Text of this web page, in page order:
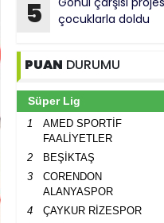
5
çocuklarla doldu
PUAN DURUMU
Süper Lig
1
AMED SPORTİF
FAALİYETLER
2 BEŞİKTAŞ
3
CORENDON
ALANYASPOR
4 ÇAYKUR RİZESPOR